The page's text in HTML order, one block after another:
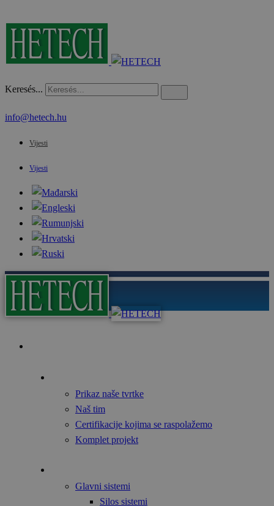
Keresés...
info@hetech.hu
Vijesti
Vijesti
Prikaz naše tvrtke
Naš tim
Certifikacije kojima se raspolažemo
Komplet projekt
Glavni sistemi
Silos sistemi